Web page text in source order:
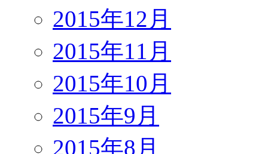
2015年12月
2015年11月
2015年10月
2015年9月
2015年8月